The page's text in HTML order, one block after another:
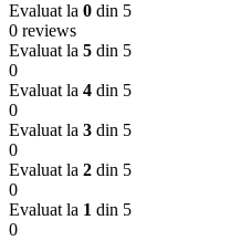
Evaluat la 0 din 5
0 reviews
Evaluat la 5 din 5
0
Evaluat la 4 din 5
0
Evaluat la 3 din 5
0
Evaluat la 2 din 5
0
Evaluat la 1 din 5
0